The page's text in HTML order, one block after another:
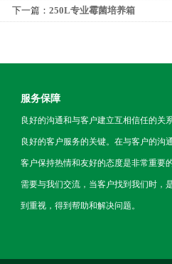
下一篇： 250L专业霉菌培养箱
服务保障
良好的沟通和与客户建立互相信任的关
良好的客户服务的关键。在与客户的沟
客户保持热情和友好的态度是非常重要
需要与我们交流，当客户找到我们时，
到重视，得到帮助和解决问题。